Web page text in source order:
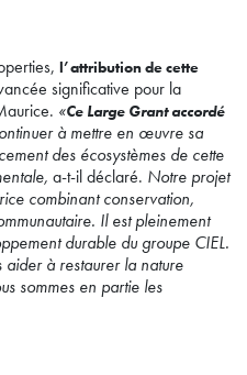
l’attribution de cette
significative pour la
«Ce Large Grant accordé
à mettre en œuvre sa
des écosystèmes de cette
a-t-il déclaré. Notre projet
combinant conservation,
Il est pleinement
durable du groupe CIEL.
aider à restaurer la nature
sommes en partie les